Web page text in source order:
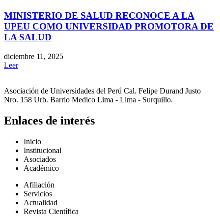
MINISTERIO DE SALUD RECONOCE A LA
UPEU COMO UNIVERSIDAD PROMOTORA DE
LA SALUD
diciembre 11, 2025
Leer
Asociación de Universidades del Perú Cal. Felipe Durand Justo
Nro. 158 Urb. Barrio Medico Lima - Lima - Surquillo.
Enlaces de interés
Inicio
Institucional
Asociados
Académico
Afiliación
Servicios
Actualidad
Revista Científica